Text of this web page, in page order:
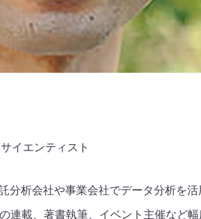
イエンティスト
分析会社や事業会社でデータ分析を活
連載、著書執筆、イベント主催など